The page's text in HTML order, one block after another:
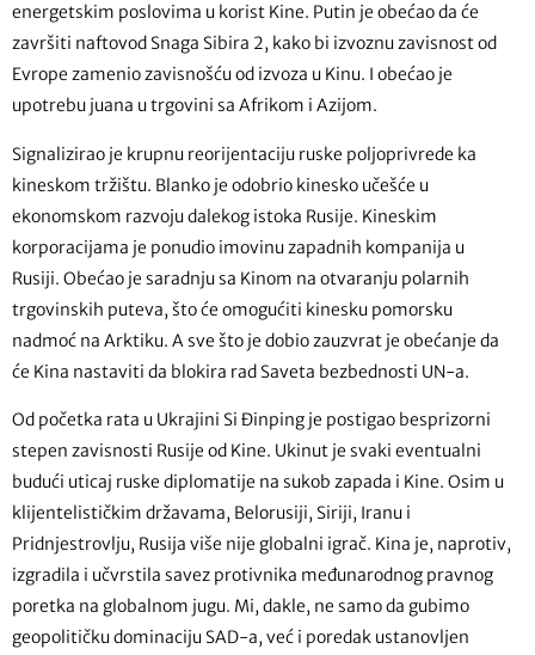
energetskim poslovima u korist Kine. Putin je obećao da će
završiti naftovod Snaga Sibira 2, kako bi izvoznu zavisnost od
Evrope zamenio zavisnošću od izvoza u Kinu. I obećao je
upotrebu juana u trgovini sa Afrikom i Azijom.
Signalizirao je krupnu reorijentaciju ruske poljoprivrede ka
kineskom tržištu. Blanko je odobrio kinesko učešće u
ekonomskom razvoju dalekog istoka Rusije. Kineskim
korporacijama je ponudio imovinu zapadnih kompanija u
Rusiji. Obećao je saradnju sa Kinom na otvaranju polarnih
trgovinskih puteva, što će omogućiti kinesku pomorsku
nadmoć na Arktiku. A sve što je dobio zauzvrat je obećanje da
će Kina nastaviti da blokira rad Saveta bezbednosti UN-a.
Od početka rata u Ukrajini Si Đinping je postigao besprizorni
stepen zavisnosti Rusije od Kine. Ukinut je svaki eventualni
budući uticaj ruske diplomatije na sukob zapada i Kine. Osim u
klijentelističkim državama, Belorusiji, Siriji, Iranu i
Pridnjestrovlju, Rusija više nije globalni igrač. Kina je, naprotiv,
izgradila i učvrstila savez protivnika međunarodnog pravnog
poretka na globalnom jugu. Mi, dakle, ne samo da gubimo
geopolitičku dominaciju SAD-a, već i poredak ustanovljen